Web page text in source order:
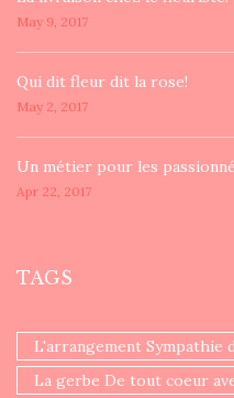
May 9, 2017
​Qui dit fleur dit la rose!
May 2, 2017
Un ​métier pour les
Apr 22, 2017
TAGS
L'arrangement Sympathie
La gerbe De tout coeur